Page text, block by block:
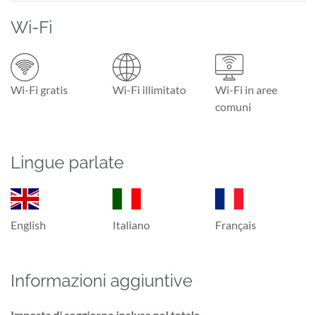
Wi-Fi
Wi-Fi gratis Wi-Fi illimitato
Wi-Fi in aree
comuni
Lingue parlate
English Italiano Français
Informazioni aggiuntive